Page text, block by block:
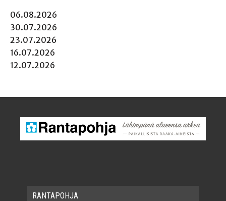
06.08.2026
30.07.2026
23.07.2026
16.07.2026
12.07.2026
RAN­TA­POH­JA